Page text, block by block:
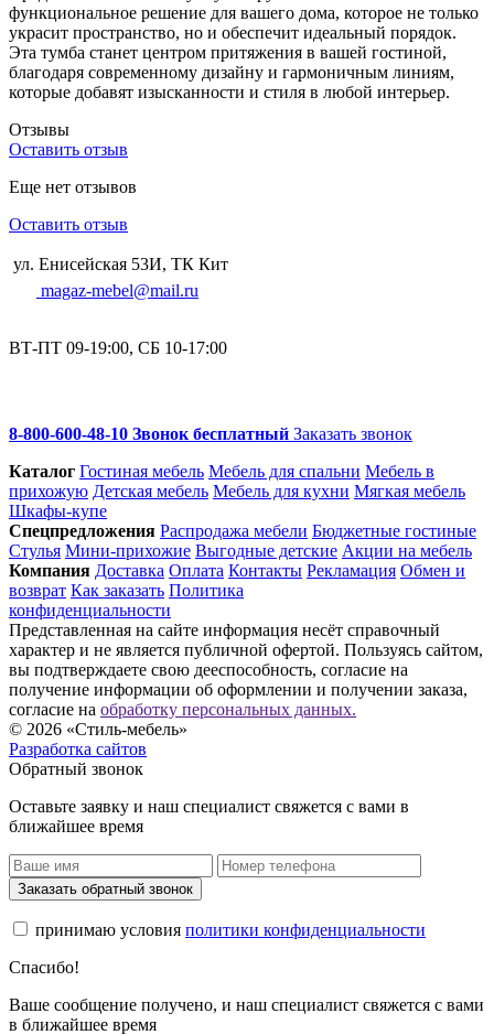
функциональное решение для вашего дома, которое не только
украсит пространство, но и обеспечит идеальный порядок.
Эта тумба станет центром притяжения в вашей гостиной,
благодаря современному дизайну и гармоничным линиям,
которые добавят изысканности и стиля в любой интерьер.
Отзывы
Оставить отзыв
Еще нет отзывов
Оставить отзыв
ул. Енисейская 53И, ТК Кит
magaz-mebel@mail.ru
ВТ-ПТ 09-19:00, СБ 10-17:00
8-800-600-48-10 Звонок бесплатный Заказать звонок
Каталог Гостиная мебель Мебель для спальни Мебель в
прихожую Детская мебель Мебель для кухни Мягкая мебель
Шкафы-купе
Спец­предложения Распродажа мебели Бюджетные гостиные
Стулья Мини-прихожие Выгодные детские Акции на мебель
Компания Доставка Оплата Контакты Рекламация Обмен и
возврат Как заказать Политика
конфиденциальности
Представленная на сайте информация несёт справочный
характер и не является публичной офертой. Пользуясь сайтом,
вы подтверждаете свою дееспособность, согласие на
получение информации об оформлении и получении заказа,
согласие на обработку персональных данных.
© 2026 «Стиль-мебель»
Разработка сайтов
Обратный звонок
Оставьте заявку и наш специалист свяжется с вами в
ближайшее время
Заказать обратный звонок
принимаю условия политики конфиденциальности
Спасибо!
Ваше сообщение получено, и наш специалист свяжется с вами
в ближайшее время